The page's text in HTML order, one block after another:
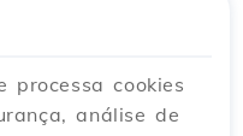
web. Seja
a
a criar e
cookies
análise de